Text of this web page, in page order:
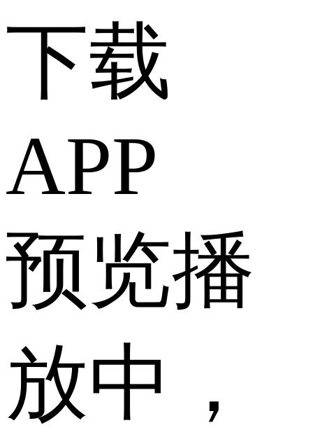
下载
APP
预览播
放中，